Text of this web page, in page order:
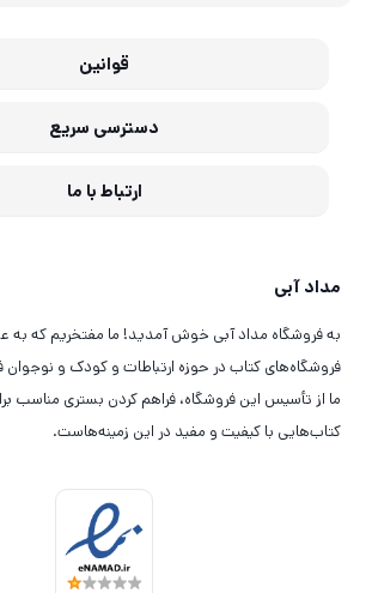
قوانین
دسترسی سریع
ارتباط با ما
مداد آبی
به فروشگاه مداد آبی خوش آمدید! ما مفتخریم که به
فروشگاه‌های کتاب در حوزه ارتباطات و کودک و
ما از تأسیس این فروشگاه، فراهم کردن بستری مناسب
کتاب‌هایی با کیفیت و مفید در این زمینه‌هاست.